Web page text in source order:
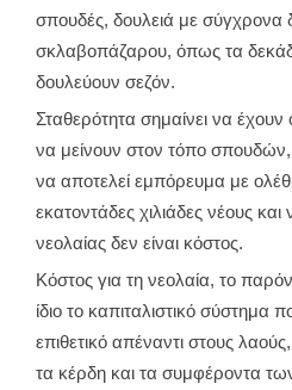
σπουδές, δουλειά με σύγχρονα
σκλαβοπάζαρου, όπως τα
δουλεύουν σεζόν.
Σταθερότητα σημαίνει να έχουν
να μείνουν στον τόπο
να αποτελεί εμπόρευμα με
εκατοντάδες χιλιάδες νέους
νεολαίας δεν είναι κόστος.
Κόστος για τη νεολαία, το
ίδιο το καπιταλιστικό σύστημα
επιθετικό απέναντι στους λαούς,
τα κέρδη και τα συμφέροντα